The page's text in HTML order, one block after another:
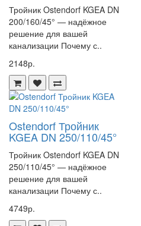
Тройник Ostendorf KGEA DN
200/160/45° — надёжное
решение для вашей
канализации Почему с..
2148р.
Ostendorf Тройник
KGEA DN 250/110/45°
Тройник Ostendorf KGEA DN
250/110/45° — надёжное
решение для вашей
канализации Почему с..
4749р.